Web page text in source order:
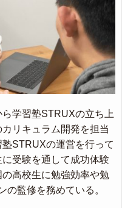
学習塾STRUXの立ち上
リキュラム開発を担当
STRUXの運営を行って
受験を通して成功体験
高校生に勉強効率や勉
監修を務めている。